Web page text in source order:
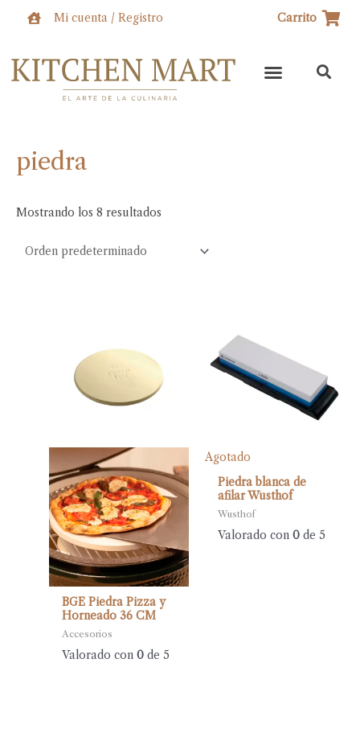
Mi cuenta / Registro Carrito
piedra
Mostrando los 8 resultados
BGE Piedra Pizza y
Horneado 36 CM
Accesorios
Valorado con0 de 5
Agotado
Piedra blanca de
afilar Wusthof
Wusthof
Valorado con 0de 5